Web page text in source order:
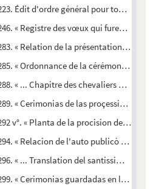
Édit d'ordre général pour tous les
« Registre des vœux qui furent faits
« Relation de la présentation de la
« Ordonnance de la cérémonie à
« ... Chapitre des chevaliers de Saint-
« Cerimonias de las proçessiones
v°. « Planta de la procision del
« Relacion de l'auto publicò de la Fè,
« ... Translation del santissimo
« Cerimonias guardadas en la casa